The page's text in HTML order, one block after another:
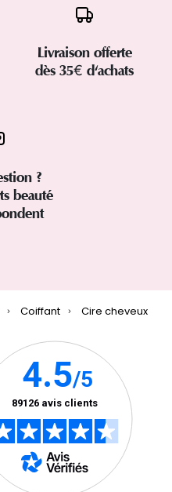
Livraison offerte
dès 35€ d'achats
?
beauté
Coiffant Cire cheveux